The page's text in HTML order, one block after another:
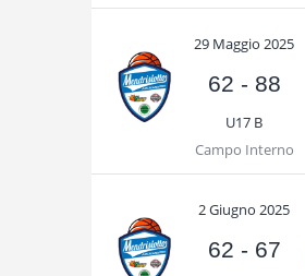
29 Maggio 2025
62 - 88
U17 B
Campo Interno
2 Giugno 2025
62 - 67